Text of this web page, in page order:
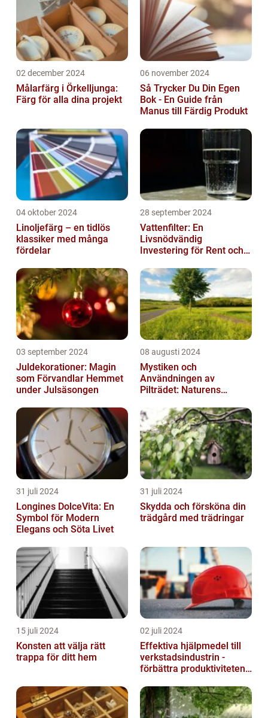
02 december 2024
Målarfärg i Örkelljunga:
Färg för alla dina projekt
06 november 2024
Så Trycker Du Din Egen
Bok - En Guide från
Manus till Färdig Produkt
04 oktober 2024
Linoljefärg – en tidlös
klassiker med många
fördelar
28 september 2024
Vattenfilter: En
Livsnödvändig
Investering för Rent och
03 september 2024
Juldekorationer: Magin
som Förvandlar Hemmet
under Julsäsongen
08 augusti 2024
Mystiken och
Användningen av
Pilträdet: Naturens
31 juli 2024
Longines DolceVita: En
Symbol för Modern
Elegans och Söta Livet
31 juli 2024
Skydda och försköna din
trädgård med trädringar
15 juli 2024
Konsten att välja rätt
trappa för ditt hem
02 juli 2024
Effektiva hjälpmedel till
verkstadsindustrin -
förbättra produktiviteten